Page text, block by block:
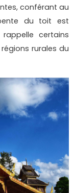
conférant au
du toit est
certains
rurales du